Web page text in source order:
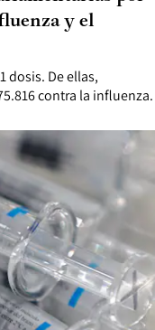
dosis. De ellas,
contra la influenza.
y el